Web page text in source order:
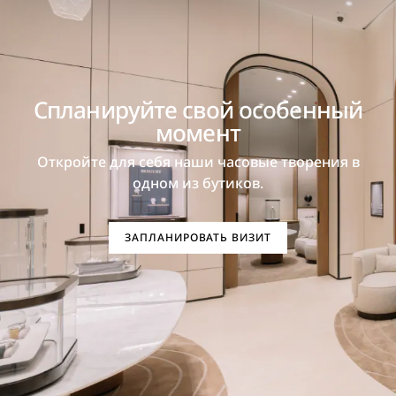
Спланируйте свой особенный
момент
Откройте для себя наши часовые творения в
одном из бутиков.
ЗАПЛАНИРОВАТЬ ВИЗИТ